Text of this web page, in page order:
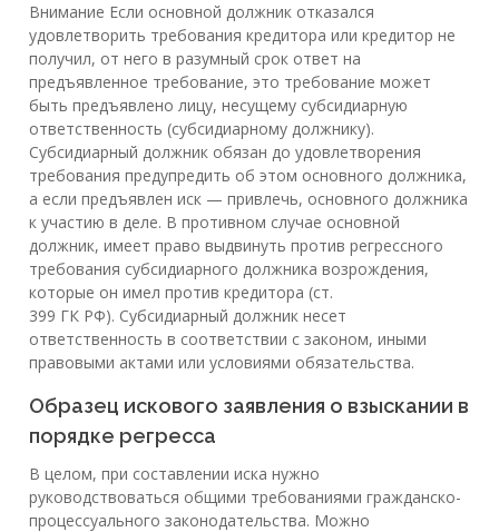
Внимание Если основной должник отказался
удовлетворить требования кредитора или кредитор не
получил, от него в разумный срок ответ на
предъявленное требование, это требование может
быть предъявлено лицу, несущему субсидиарную
ответственность (субсидиарному должнику).
Субсидиарный должник обязан до удовлетворения
требования предупредить об этом основного должника,
а если предъявлен иск — привлечь, основного должника
к участию в деле. В противном случае основной
должник, имеет право выдвинуть против регрессного
требования субсидиарного должника возрождения,
которые он имел против кредитора (ст.
399 ГК РФ). Субсидиарный должник несет
ответственность в соответствии с законом, иными
правовыми актами или условиями обязательства.
Образец искового заявления о взыскании в
порядке регресса
В целом, при составлении иска нужно
руководствоваться общими требованиями гражданско-
процессуального законодательства. Можно